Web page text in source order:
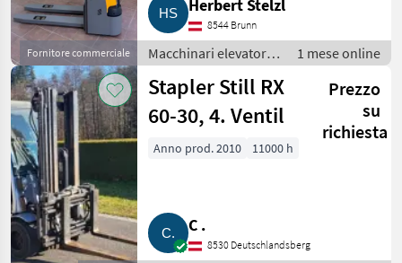
Fornitore commerciale
Herbert Stelzl
8544 Brunn
Macchinari elevatori e
per magazzino /
Carrelli elevatori
1 mese online
Stapler Still RX
60-30, 4. Ventil
Prezzo
su
richiesta
Anno prod. 2010 11000 h
C .
8530 Deutschlandsberg